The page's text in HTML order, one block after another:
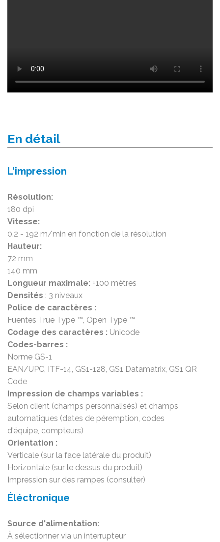
En détail
L'impression
Résolution:
180 dpi
Vitesse:
0.2 - 192 m/min en fonction de la résolution
Hauteur:
72 mm
140 mm
Longueur maximale: +100 mètres
Densités : 3 niveaux
Police de caractères :
Fuentes True Type ™, Open Type ™
Codage des caractères : Unicode
Codes-barres :
Norme GS-1
EAN/UPC, ITF-14, GS1-128, GS1 Datamatrix, GS1 QR
Code
Impression de champs variables :
Selon client (champs personnalisés) et champs
automatiques (dates de péremption, codes
d'équipe, compteurs)
Orientation :
Verticale (sur la face latérale du produit)
Horizontale (sur le dessus du produit)
Impression sur des rampes (consulter)
Éléctronique
Source d'alimentation:
À sélectionner via un interrupteur